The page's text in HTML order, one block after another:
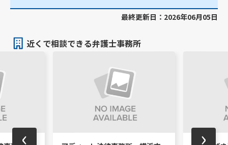
最終更新日：2026年06月05日
近くで相談できる弁護士事務所
‹ ›